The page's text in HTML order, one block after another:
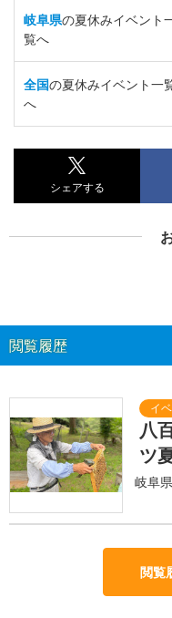
岐阜県の夏休みイベント
覧へ
全国の夏休みイベント一
へ
シェアする
閲覧履歴
八
ツ
岐阜
閲覧